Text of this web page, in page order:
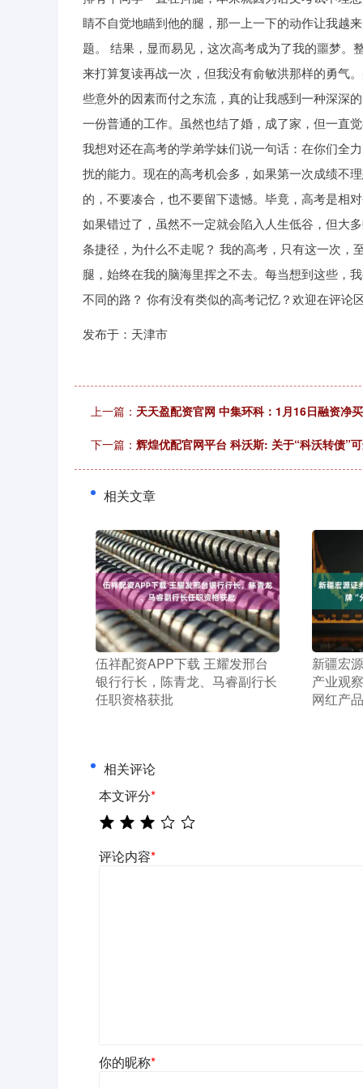
睛不自觉地瞄到他的腿，那一上一下的动作让我越
题。 结果，显而易见，这次高考成为了我的噩梦。
来打算复读再战一次，但我没有俞敏洪那样的勇气
些意外的因素而付之东流，真的让我感到一种深深
一份普通的工作。虽然也结了婚，成了家，但一直
我想对还在高考的学弟学妹们说一句话：在你们全
扰的能力。现在的高考机会多，如果第一次成绩不
的，不要凑合，也不要留下遗憾。毕竟，高考是相
如果错过了，虽然不一定就会陷入人生低谷，但大
条捷径，为什么不走呢？ 我的高考，只有这一次，
腿，始终在我的脑海里挥之不去。每当想到这些，
不同的路？ 你有没有类似的高考记忆？欢迎在评论
发布于：天津市
上一篇： 天天盈配资官网 中集环科：1月16日融资净
下一篇： 辉煌优配官网平台 科沃斯: 关于“科沃转债”
相关文章
​伍祥配资APP下载 王耀发邢台
银行行长，陈青龙、马睿副行长
任职资格获批
新疆宏
产业观
网红产
相关评论
本文评分*
评论内容*
你的昵称*